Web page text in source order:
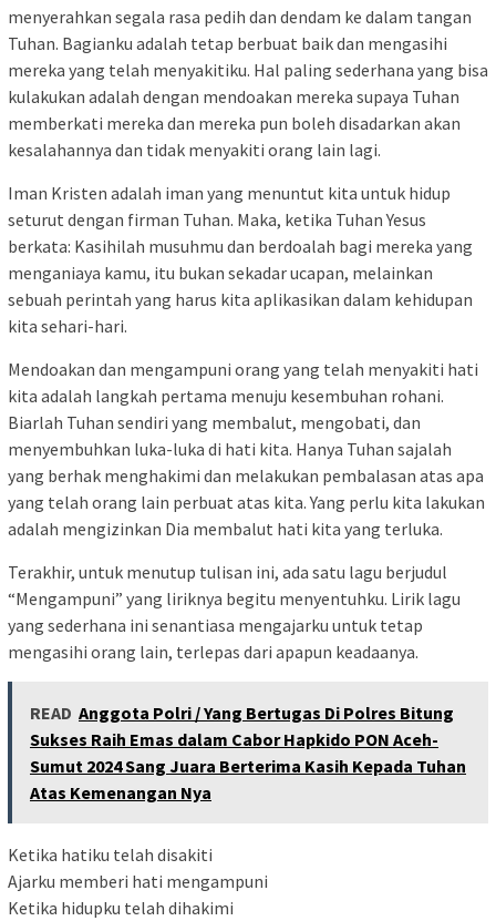
menyerahkan segala rasa pedih dan dendam ke dalam tangan
Tuhan. Bagianku adalah tetap berbuat baik dan mengasihi
mereka yang telah menyakitiku. Hal paling sederhana yang bisa
kulakukan adalah dengan mendoakan mereka supaya Tuhan
memberkati mereka dan mereka pun boleh disadarkan akan
kesalahannya dan tidak menyakiti orang lain lagi.
Iman Kristen adalah iman yang menuntut kita untuk hidup
seturut dengan firman Tuhan. Maka, ketika Tuhan Yesus
berkata: Kasihilah musuhmu dan berdoalah bagi mereka yang
menganiaya kamu, itu bukan sekadar ucapan, melainkan
sebuah perintah yang harus kita aplikasikan dalam kehidupan
kita sehari-hari.
Mendoakan dan mengampuni orang yang telah menyakiti hati
kita adalah langkah pertama menuju kesembuhan rohani.
Biarlah Tuhan sendiri yang membalut, mengobati, dan
menyembuhkan luka-luka di hati kita. Hanya Tuhan sajalah
yang berhak menghakimi dan melakukan pembalasan atas apa
yang telah orang lain perbuat atas kita. Yang perlu kita lakukan
adalah mengizinkan Dia membalut hati kita yang terluka.
Terakhir, untuk menutup tulisan ini, ada satu lagu berjudul
“Mengampuni” yang liriknya begitu menyentuhku. Lirik lagu
yang sederhana ini senantiasa mengajarku untuk tetap
mengasihi orang lain, terlepas dari apapun keadaanya.
READ Anggota Polri / Yang Bertugas Di Polres Bitung
Sukses Raih Emas dalam Cabor Hapkido PON Aceh-
Sumut 2024 Sang Juara Berterima Kasih Kepada Tuhan
Atas Kemenangan Nya
Ketika hatiku telah disakiti
Ajarku memberi hati mengampuni
Ketika hidupku telah dihakimi